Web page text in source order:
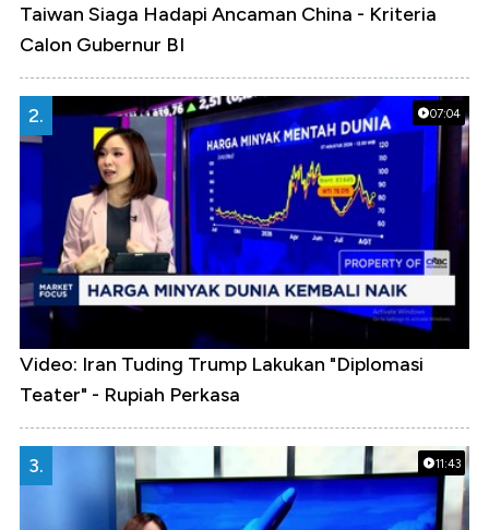
Taiwan Siaga Hadapi Ancaman China - Kriteria
Calon Gubernur BI
07:04
2.
Video: Iran Tuding Trump Lakukan "Diplomasi
Teater" - Rupiah Perkasa
11:43
3.